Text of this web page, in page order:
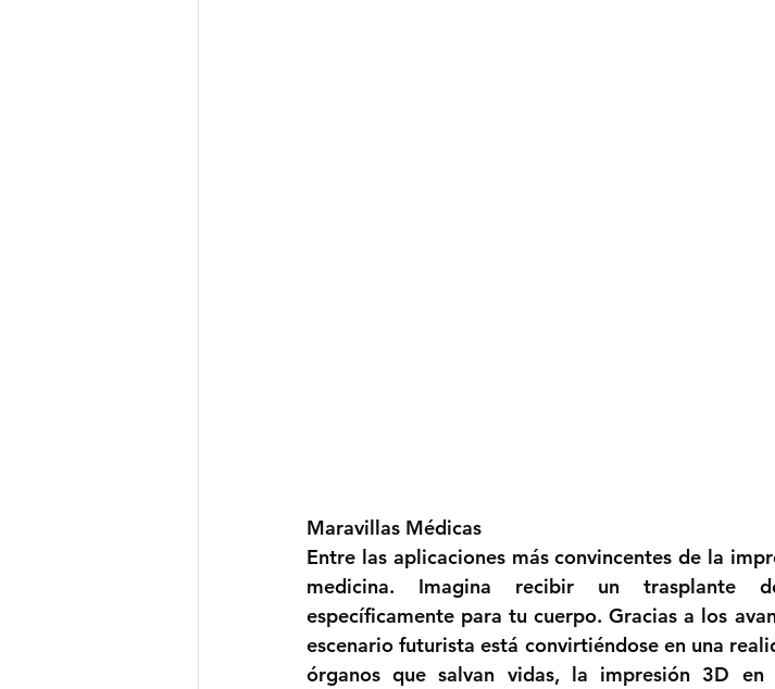
Maravillas Médicas
Entre las aplicaciones más convincentes de la
medicina. Imagina recibir un trasplante
específicamente para tu cuerpo. Gracias a los
escenario futurista está convirtiéndose en una
órganos que salvan vidas, la impresión 3D